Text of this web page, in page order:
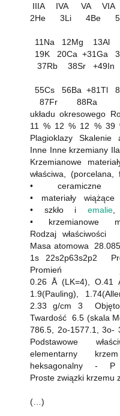
IIIA IVA VA
2He 3Li 4Be
11Na 12Mg 13Al
19K 20Ca +31Ga
37Rb 38Sr
55Cs 56Ba +81Tl
87Fr 88Ra
układu okresowego
11 % 12 % 12 %
Plagioklazy Skalenie
Inne Inne krzemiany
Krzemianowe
właściwa, (porcelana,
• ceramiczne
• materiały
• szkło i emalie,
• krzemianowe
Rodzaj
Masa atomowa
1s 22s2p63s2p2
Promień
0.26 Å (LK=4), O.41
1.9(Pauling),
2.33 g/cm 3
Twardość 6.5 (skala
786.5, 2o-1577.1,
Podstawowe
elementarny
heksagonalny -
Proste związki krzemu
(…)